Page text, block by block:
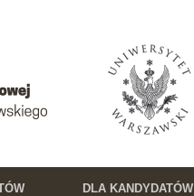
DLA KANDYDATÓW